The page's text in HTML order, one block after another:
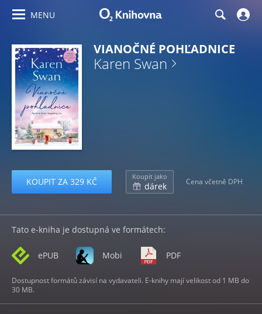
MENU
VIANOČNÉ POHĽADNICE
Karen Swan
KOUPIT ZA 329 KČ Koupit jako
dárek Cena včetně DPH
Tato e-kniha je dostupná ve formátech:
ePUB Mobi PDF
Dostupnost formátů závisí na vydavateli. E-knihy mají velikost od 1 MB do
30 MB.